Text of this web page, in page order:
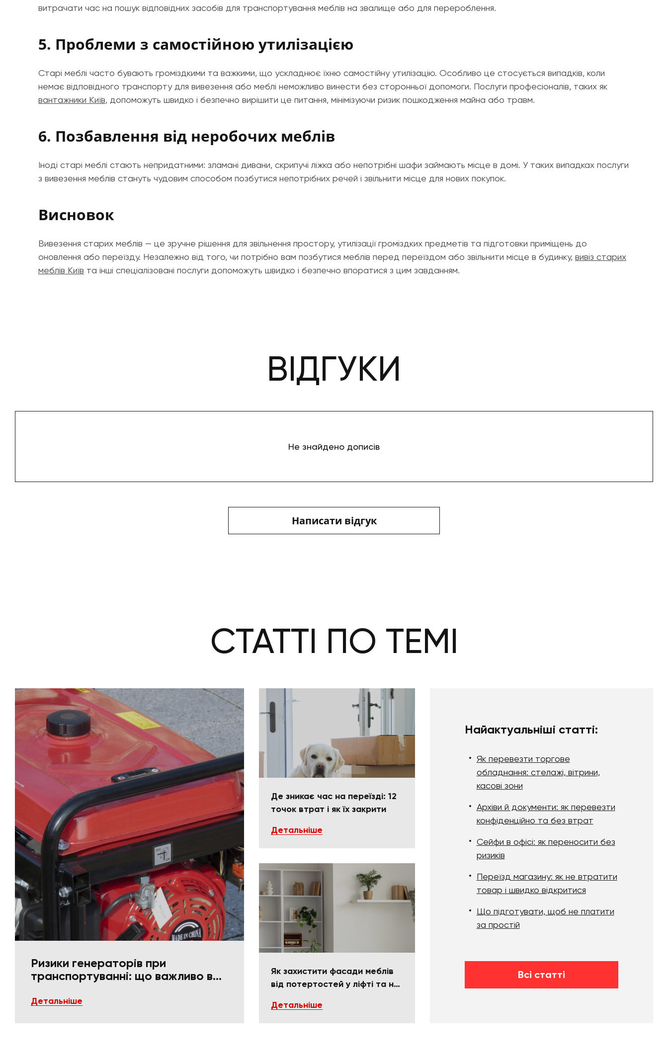
витрачати час на пошук відповідних засобів для транспортування меблів на звалище або для перероблення.
5. Проблеми з самостійною утилізацією
Старі меблі часто бувають громіздкими та важкими, що ускладнює їхню самостійну утилізацію. Особливо це стосується випадків, коли
немає відповідного транспорту для вивезення або меблі неможливо винести без сторонньої допомоги. Послуги професіоналів, таких як
вантажники Київ, допоможуть швидко і безпечно вирішити це питання, мінімізуючи ризик пошкодження майна або травм.
6. Позбавлення від неробочих меблів
Іноді старі меблі стають непридатними: зламані дивани, скрипучі ліжка або непотрібні шафи займають місце в домі. У таких випадках послуги
з вивезення меблів стануть чудовим способом позбутися непотрібних речей і звільнити місце для нових покупок.
Висновок
Вивезення старих меблів — це зручне рішення для звільнення простору, утилізації громіздких предметів та підготовки приміщень до
оновлення або переїзду. Незалежно від того, чи потрібно вам позбутися меблів перед переїздом або звільнити місце в будинку, вивіз старих
меблів Київ та інші спеціалізовані послуги допоможуть швидко і безпечно впоратися з цим завданням.
ВІДГУКИ
Не знайдено дописів
Написати відгук
СТАТТІ ПО ТЕМІ
Ризики генераторів при
транспортуванні: що важливо в
Детальніше
Де зникає час на переїзді: 12
точок втрат і як їх закрити
Детальніше
Як захистити фасади меблів
від потертостей у ліфті та на
Детальніше
Найактуальніші статті:
Як перевезти торгове
обладнання: стелажі, вітрини,
касові зони
Архіви й документи: як перевезти
конфіденційно та без втрат
Сейфи в офісі: як переносити без
ризиків
Переїзд магазину: як не втратити
товар і швидко відкритися
Що підготувати, щоб не платити
за простій
Всі статті